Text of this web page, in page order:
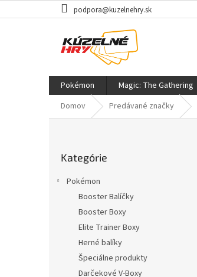
na
podpora@kuzelnehry.sk
Pokémon Magic: The Gathering
Domov
Predávané značky
kategórie
Kategórie
Pokémon
Booster Balíčky
Booster Boxy
Elite Trainer Boxy
Herné balíky
Špeciálne produkty
Darčekové V-Boxy